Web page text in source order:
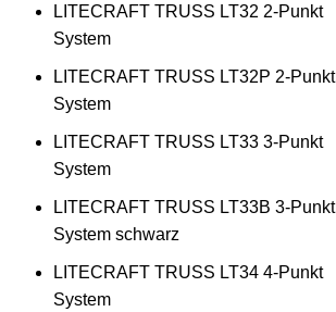
LITECRAFT TRUSS LT32 2-Punkt
System
LITECRAFT TRUSS LT32P 2-Punkt
System
LITECRAFT TRUSS LT33 3-Punkt
System
LITECRAFT TRUSS LT33B 3-Punkt
System schwarz
LITECRAFT TRUSS LT34 4-Punkt
System